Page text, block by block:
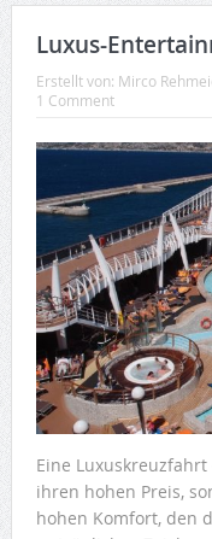
Luxus-
Erstellt von: Mirco
1 Comment
Eine
ihren hohen Preis,
hohen Komfort, den